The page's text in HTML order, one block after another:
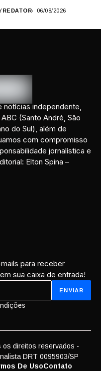
REDATOR 06/08/2026
notícias independente,
(Santo André, São
do Sul), além de
com compromisso
jornalística e
Elton Spina –
para receber
sua caixa de entrada!
os direitos reservados -
DRT 0095903/SP
De UsoContato